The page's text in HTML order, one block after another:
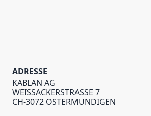
ADRESSE
KABLAN AG
WEISSACKERSTRASSE 7
CH-3072 OSTERMUNDIGEN